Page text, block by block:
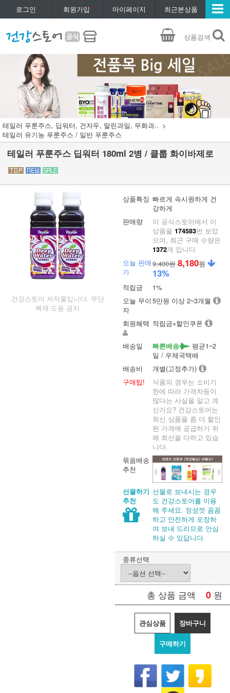
로그인 회원가입* 마이페이지 최근본상품
상품검색
테일러 푸룬주스, 딥워터, 건자두, 말린과일, 무화과..
테일러 유기농 푸룬주스 / 일반 푸룬주스
테일러 푸룬주스 딥워터 180ml 2병 / 클룹 화이바제로
건강스토어 저작물입니다. 무단
복제 도용 금지
상품특징 빠르게 속시원하게 건
강하게
판매량
이 공식스토어에서 이
상품을174583번 보았
으며, 최근 구매 수량은
1372개 입니다
오늘 판매
가
9,400원 8,180원
13%
적립금
1%
오늘 무이
자
5만원 이상 2~3개월
회원혜택 적립금+할인쿠폰
배송일 빠른배송
평균1~2
일 / 우체국택배
배송비
개별(고정추가)
구매팁!
식품의 경우는 소비기
한에 따라 가격차등이
많다는 사실을 알고 계
신가요? 건강스토어는
최신 상품을 좀 더 할인
된 가격에 공급하기 위
해 최선을 다하고 있습
니다.
묶음배송
추천
선물하기
추천
선물로 보내시는 경우
도 건강스토어를 이용
해 주세요. 정성껏 꼼꼼
하고 안전하게 포장하
여 보내 드리므로 안심
하실 수 있답니다.
종류선택
총 상품 금액 0 원
관심상품 장바구니
구매하기